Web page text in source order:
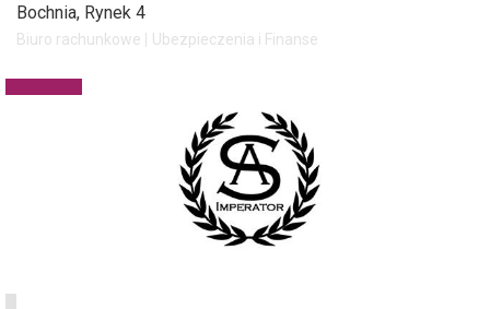
Bochnia, Rynek 4
Biuro rachunkowe Ubezpieczenia i Finanse